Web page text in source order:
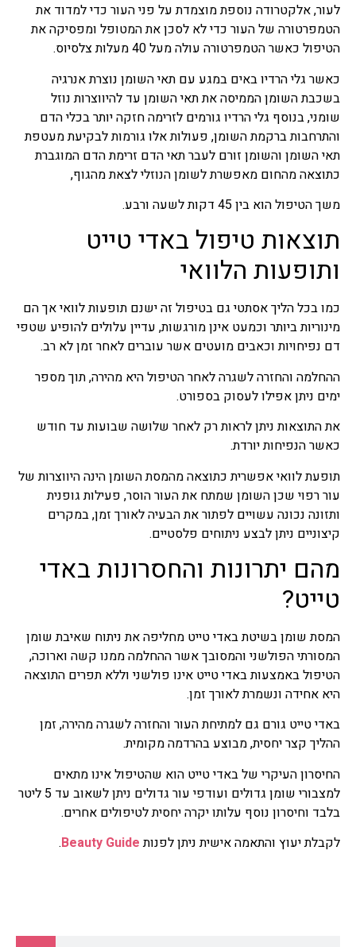
לעור, אלקטרודה נוספת מוצמדת על פני העור כדי למדוד את
הטמפרטורה של העור כדי לא לסכן את המטופל ומפסיקה את
הטיפול כאשר הטמפרטורה עולה מעל 40 מעלות צלסיוס.
כאשר גלי הרדיו באים במגע עם תאי השומן נוצרת אנרגיה
בשכבת השומן הממיסה את תאי השומן עד להיווצרות נוזל
שומני, בנוסף גלי הרדיו גורמים לזרימה חזקה יותר בכלי הדם
והתרחבות ברקמת השומן, פעולות אלו גורמות לבקיעת מעטפת
תאי השומן והשומן זורם לעבר תאי הדם זרימת הדם המוגברת
כתוצאה מהחום מאפשרת לשומן הנוזלי לצאת מהגוף,
משך הטיפול הוא בין 45 דקות לשעה ורבע.
תוצאות טיפול באדי טייט
ותופעות הלוואי
כמו בכל הליך אסתטי גם בטיפול זה ישנם תופעות לוואי אך הם
מינוריות ביותר וכמעט אינן מורגשות, עדיין עלולים להופיע שטפי
דם נפיחויות וכאבים מועטים אשר עוברים לאחר זמן לא רב.
ההחלמה והחזרה לשגרה לאחר הטיפול היא מהירה, תוך מספר
ימים ניתן אפילו לעסוק בספורט.
את התוצאות ניתן לראות רק לאחר שלושה שבועות עד חודש
כאשר הנפיחות יורדת.
תופעת לוואי אפשרית כתוצאה מהמסת השומן הינה היווצרות של
עור רפוי שכן השומן שמתח את העור הוסר, פעילות גופנית
ותזונה נכונה עשויים לפתור את הבעיה לאורך זמן, במקרים
קיצוניים ניתן לבצע ניתוחים פלסטיים.
מהם יתרונות והחסרונות באדי
טייט?
המסת שומן בשיטת באדי טייט מחליפה את ניתוח שאיבת שומן
המסורתי הפולשני והמסובך אשר ההחלמה ממנו קשה וארוכה,
הטיפול באמצעות באדי טייט אינו פולשני וללא תפרים התוצאה
היא אחידה ונשמרת לאורך זמן.
באדי טייט גורם גם למתיחת העור והחזרה לשגרה מהירה, זמן
ההליך קצר יחסית, מבוצע בהרדמה מקומית.
החיסרון העיקרי של באדי טייט הוא שהטיפול אינו מתאים
למצבורי שומן גדולים ועודפי עור גדולים ניתן לשאוב עד 5 ליטר
בלבד וחיסרון נוסף עלותו יקרה יחסית לטיפולים אחרים.
לקבלת יעוץ והתאמה אישית ניתן לפנות Beauty Guide
.